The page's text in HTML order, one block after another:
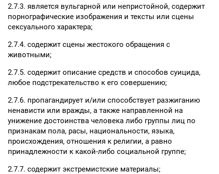
2.7.3. является вульгарной или непристойной, содержит
порнографические изображения и тексты или сцены
сексуального характера;
2.7.4. содержит сцены жестокого обращения с
животными;
2.7.5. содержит описание средств и способов суицида,
любое подстрекательство к его совершению;
2.7.6. пропагандирует и/или способствует разжиганию
ненависти или вражды, а также направленной на
унижение достоинства человека либо группы лиц по
признакам пола, расы, национальности, языка,
происхождения, отношения к религии, а равно
принадлежности к какой-либо социальной группе;
2.7.7. содержит экстремистские материалы;